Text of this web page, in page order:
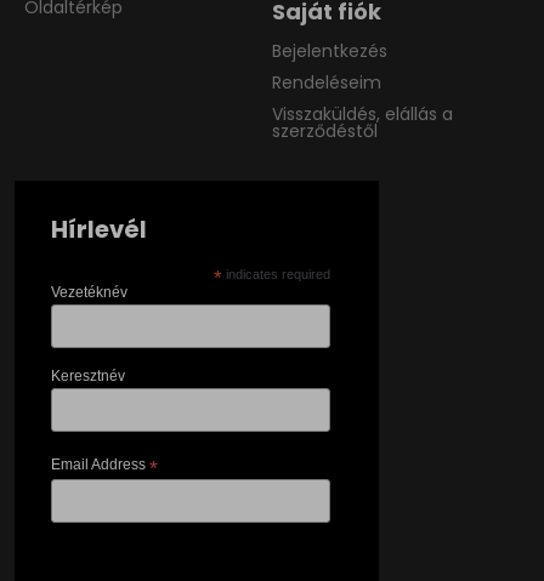
Oldaltérkép
Saját fiók
Bejelentkezés
Rendeléseim
Visszaküldés, elállás a
szerződéstől
Hírlevél
* indicates required
Vezetéknév
Keresztnév
Email Address *